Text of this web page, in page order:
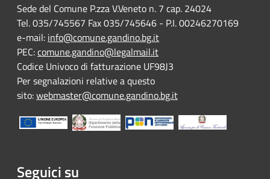
Sede del Comune P.zza V.Veneto n. 7 cap. 24024
Tel. 035/745567 Fax 035/745646 - P.I. 00246270169
e-mail: info@comune.gandino.bg.it
PEC:comune.gandino@legalmail.it
Codice Univoco di fatturazione UF98J3
Per segnalazioni relative a questo
sito:webmaster@comune.gandino.bg.it
Seguici su